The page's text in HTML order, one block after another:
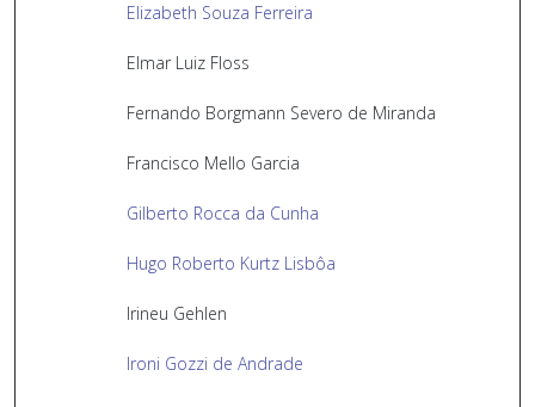
Elizabeth Souza Ferreira
Elmar Luiz Floss
Fernando Borgmann Severo de Miranda
Francisco Mello Garcia
Gilberto Rocca da Cunha
Hugo Roberto Kurtz Lisbôa
Irineu Gehlen
Ironi Gozzi de Andrade